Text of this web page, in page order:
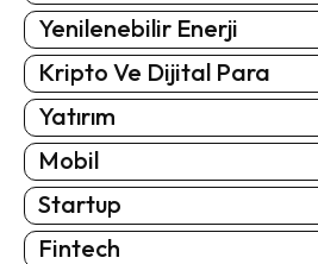
Yenilenebilir Enerji
Kripto Ve Dijital Para
Yatırım
Mobil
Startup
Fintech